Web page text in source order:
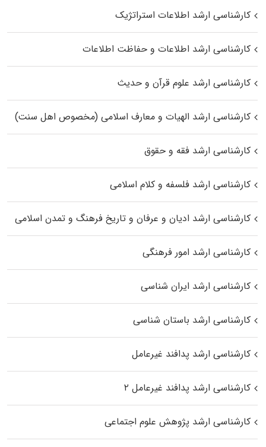
کارشناسی ارشد اطلاعات استراتژیک
کارشناسی ارشد اطلاعات و حفاظت اطلاعات
کارشناسی ارشد علوم قرآن و حدیث
کارشناسی ارشد الهیات و معارف اسلامی (مخصوص اهل سنت)
کارشناسی ارشد فقه و حقوق
کارشناسی ارشد فلسفه و کلام اسلامی
کارشناسی ارشد ادیان و عرفان و تاریخ فرهنگ و تمدن اسلامی
کارشناسی ارشد امور فرهنگی
کارشناسی ارشد ایران شناسی
کارشناسی ارشد باستان شناسی
کارشناسی ارشد پدافند غیرعامل
کارشناسی ارشد پدافند غیرعامل ۲
کارشناسی ارشد پژوهش علوم اجتماعی